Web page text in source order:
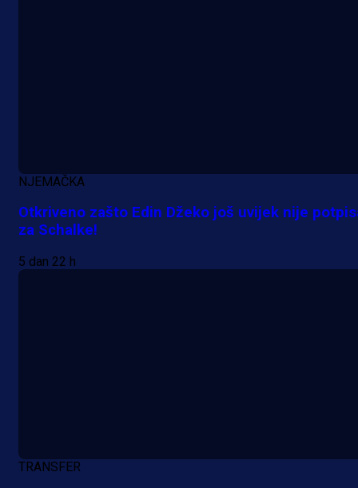
NJEMAČKA
Otkriveno zašto Edin Džeko još uvijek nije
za Schalke!
5 dan 22 h
TRANSFER